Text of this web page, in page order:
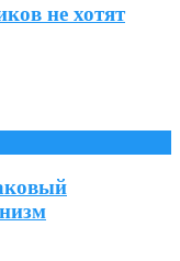
не хотят